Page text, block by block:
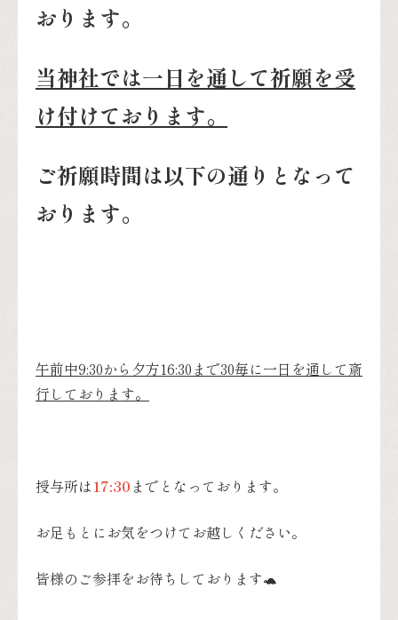
おります。
当神社では一日を通して祈願を受
け付けております。
ご祈願時間は以下の通りとなって
おります。
午前中9:30から 夕方16:30まで30毎に一日を通して斎
行しております。
授与所は17:30 までとなっております。
お足もとにお気をつけてお越しください。
皆様のご参拝をお待ちしております🐢